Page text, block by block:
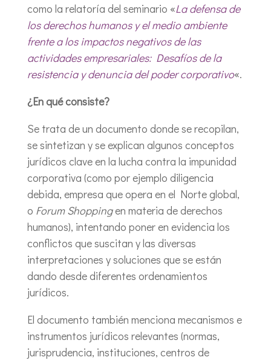
como la relatoría del seminario «La defensa de
los derechos humanos y el medio ambiente
frente a los impactos negativos de las
actividades empresariales: Desafíos de la
resistencia y denuncia del poder corporativo«.
¿En qué consiste?
Se trata de un documento donde se recopilan,
se sintetizan y se explican algunos conceptos
jurídicos clave en la lucha contra la impunidad
corporativa (como por ejemplo diligencia
debida, empresa que opera en el Norte global,
o Forum Shoppingen materia de derechos
humanos), intentando poner en evidencia los
conflictos que suscitan y las diversas
interpretaciones y soluciones que se están
dando desde diferentes ordenamientos
jurídicos.
El documento también menciona mecanismos e
instrumentos jurídicos relevantes (normas,
jurisprudencia, instituciones, centros de